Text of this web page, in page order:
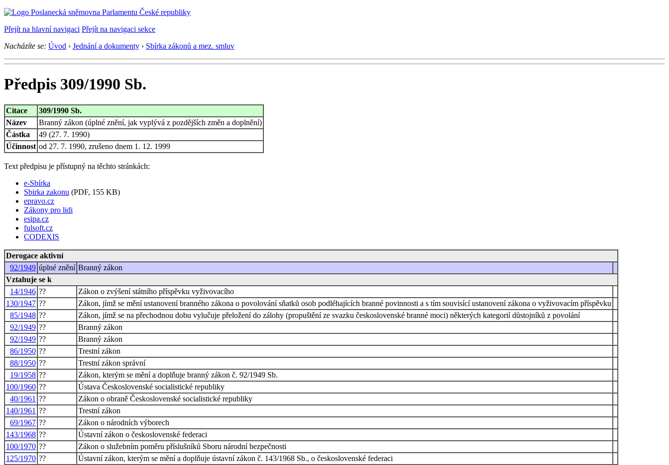
Přejít na hlavní navigaci Přejít na navigaci sekce
Nacházíte se: Úvod › Jednání a dokumenty › Sbírka zákonů a mez. smluv
Předpis 309/1990 Sb.
Citace
309/1990 Sb.
Název
Branný zákon (úplné znění, jak vyplývá z pozdějších změn a doplnění)
Částka
49 (27. 7. 1990)
Účinnost od 27. 7. 1990, zrušeno dnem 1. 12. 1999
Text předpisu je přístupný na těchto stránkách:
e-Sbírka
Sbirka zakonu (PDF, 155 KB)
epravo.cz
Zákony pro lidi
esipa.cz
fulsoft.cz
CODEXIS
Derogace aktivní
92/1949 úplné znění Branný zákon
Vztahuje se k
14/1946 ??
Zákon o zvýšení státního příspěvku vyživovacího
130/1947 ??
Zákon, jímž se mění ustanovení branného zákona o povolování sňatků osob podléhajících branné povinnosti a s tím souvisící ustanovení zákona o vyživovacím příspěvku
85/1948 ??
Zákon, jímž se na přechodnou dobu vylučuje přeložení do zálohy (propuštění ze svazku československé branné moci) některých kategorií důstojníků z povolání
92/1949 ??
Branný zákon
92/1949 ??
Branný zákon
86/1950 ??
Trestní zákon
88/1950 ??
Trestní zákon správní
19/1958 ??
Zákon, kterým se mění a doplňuje branný zákon č. 92/1949 Sb.
100/1960 ??
Ústava Československé socialistické republiky
40/1961 ??
Zákon o obraně Československé socialistické republiky
140/1961 ??
Trestní zákon
69/1967 ??
Zákon o národních výborech
143/1968 ??
Ústavní zákon o československé federaci
100/1970 ??
Zákon o služebním poměru příslušníků Sboru národní bezpečnosti
125/1970 ??
Ústavní zákon, kterým se mění a doplňuje ústavní zákon č. 143/1968 Sb., o československé federaci